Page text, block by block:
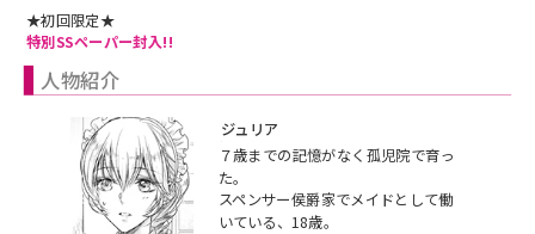
★初回限定★
特別SSペーパー封入!!
人物紹介
ジュリア
７歳までの記憶がなく孤児院で育っ
た。
スペンサー侯爵家でメイドとして働
いている、18歳。